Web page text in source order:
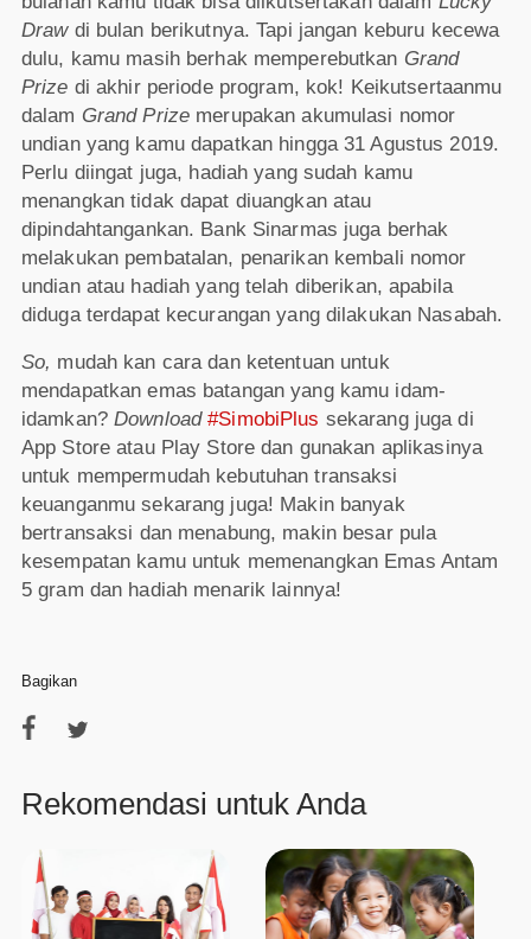
Draw di bulan berikutnya. Tapi jangan keburu kecewa
dulu, kamu masih berhak memperebutkan Grand
Prize di akhir periode program, kok! Keikutsertaanmu
dalam Grand Prize merupakan akumulasi nomor
undian yang kamu dapatkan hingga 31 Agustus 2019.
Perlu diingat juga, hadiah yang sudah kamu
menangkan tidak dapat diuangkan atau
dipindahtangankan. Bank Sinarmas juga berhak
melakukan pembatalan, penarikan kembali nomor
undian atau hadiah yang telah diberikan, apabila
diduga terdapat kecurangan yang dilakukan Nasabah.
So, mudah kan cara dan ketentuan untuk
mendapatkan emas batangan yang kamu idam-
idamkan?Download #SimobiPlus sekarang juga di
App Store atau Play Store dan gunakan aplikasinya
untuk mempermudah kebutuhan transaksi
keuanganmu sekarang juga! Makin banyak
bertransaksi dan menabung, makin besar pula
kesempatan kamu untuk memenangkan Emas Antam
5 gram dan hadiah menarik lainnya!
Bagikan
Rekomendasi untuk Anda